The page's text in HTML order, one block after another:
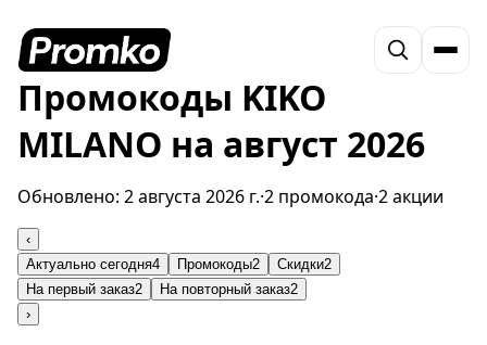
Промокоды KIKO
MILANO на август 2026
Обновлено: 2 августа 2026 г.·2 промокода·2 акции
‹
Актуально сегодня4 Промокоды2 Скидки2
На первый заказ2 На повторный заказ2
›